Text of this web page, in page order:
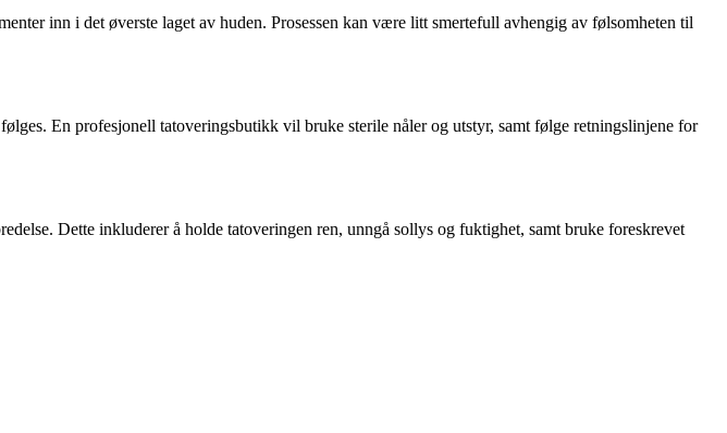
inn i det øverste laget av huden. Prosessen kan være litt smertefull avhengig av følsomheten til
En profesjonell tatoveringsbutikk vil bruke sterile nåler og utstyr, samt følge retningslinjene for
Dette inkluderer å holde tatoveringen ren, unngå sollys og fuktighet, samt bruke foreskrevet